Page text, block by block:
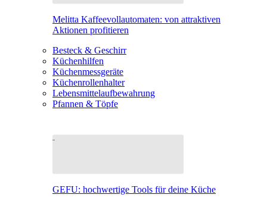
Melitta Kaffeevollautomaten: von attraktiven
Aktionen profitieren
Besteck & Geschirr
Küchenhilfen
Küchenmessgeräte
Küchenrollenhalter
Lebensmittelaufbewahrung
Pfannen & Töpfe
GEFU: hochwertige Tools für deine Küche